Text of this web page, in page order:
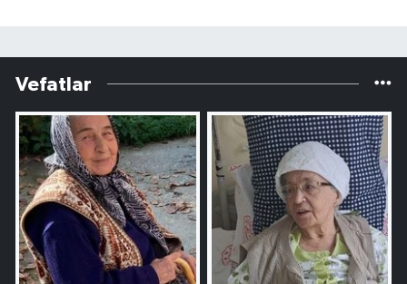
Vefatlar